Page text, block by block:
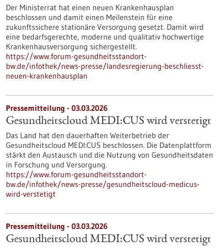
Der Ministerrat hat einen neuen Krankenhausplan
beschlossen und damit einen Meilenstein für eine
zukunftssichere stationäre Versorgung gesetzt. Damit wird
eine bedarfsgerechte, moderne und qualitativ hochwertige
Krankenhausversorgung sichergestellt.
https://www.forum-gesundheitsstandort-
bw.de/infothek/news-presse/landesregierung-beschliesst-
neuen-krankenhausplan
Pressemitteilung - 03.03.2026
Gesundheitscloud MEDI:CUS wird verstetigt
Das Land hat den dauerhaften Weiterbetrieb der
Gesundheitscloud MEDI:CUS beschlossen. Die Datenplattform
stärkt den Austausch und die Nutzung von Gesundheitsdaten
in Forschung und Versorgung.
https://www.forum-gesundheitsstandort-
bw.de/infothek/news-presse/gesundheitscloud-medicus-
wird-verstetigt
Pressemitteilung - 03.03.2026
Gesundheitscloud MEDI:CUS wird verstetigt